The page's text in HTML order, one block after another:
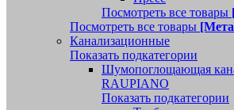
Посмотреть все товары
Посмотреть все товары
Канализационные
Показать подкатегории
Шумопоглощающая
RAUPIANO
Показать подкатегории